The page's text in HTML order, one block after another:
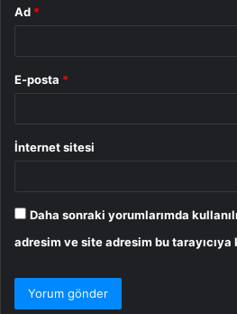
Ad *
E-posta *
İnternet sitesi
Daha sonraki yorumlarımda
adresim ve site adresim bu